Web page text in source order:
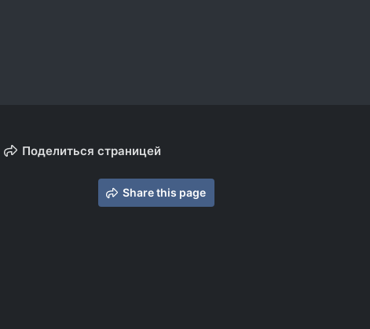
Поделиться страницей
Share this page